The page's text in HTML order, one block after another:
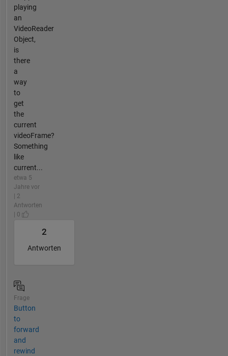
playing
an
VideoReader
Object,
is
there
a
way
to
get
the
current
videoFrame?
Something
like
current...
etwa 5
Jahre vor
| 2
Antworten
| 0
2
Antworten
Frage
Button
to
forward
and
rewind